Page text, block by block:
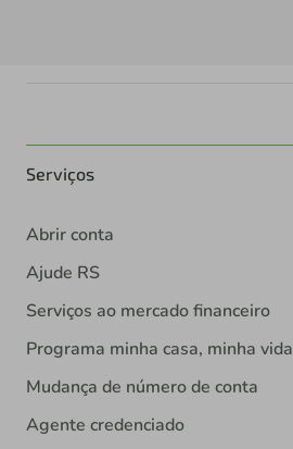
Serviços
Abrir conta
Ajude RS
Serviços ao mercado financeiro
Programa minha casa, minha vida
Mudança de número de conta
Agente credenciado